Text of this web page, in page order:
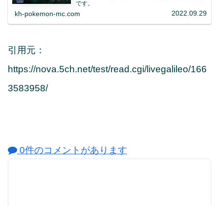
です。
kh-pokemon-mc.com 2022.09.29
引用元：
https://nova.5ch.net/test/read.cgi/livegalileo/166
3583958/
0件のコメントがあります